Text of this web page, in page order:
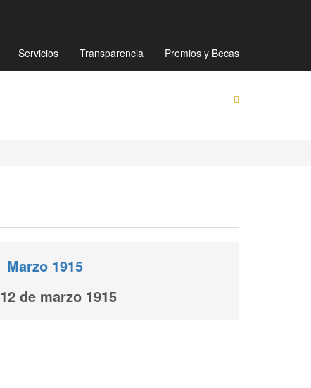
Servicios Transparencia Premios y Becas
Mapa de sitio Directorio Preguntas Frecuentes
Marzo 1915
12 de marzo 1915